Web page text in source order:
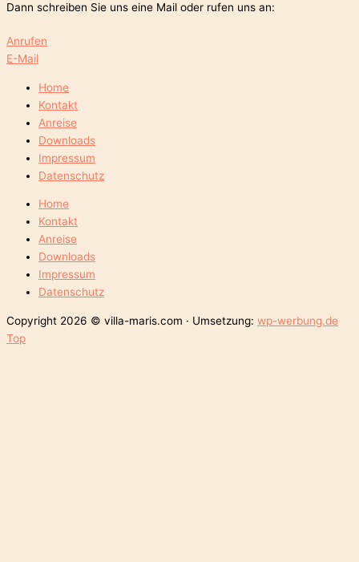
Dann schreiben Sie uns eine Mail oder rufen uns an:
Anrufen
E-Mail
Home
Kontakt
Anreise
Downloads
Impressum
Datenschutz
Home
Kontakt
Anreise
Downloads
Impressum
Datenschutz
Copyright 2026 © villa-maris.com · Umsetzung: wp-werbung.de
Top